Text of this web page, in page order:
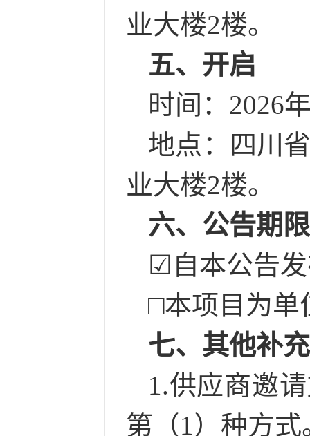
业大楼2楼。
五、开启
时间： 2026
地点：
四川
业大楼2楼。
六、公告期限
☑ 自本公告
□本项目为单
七、其他补
1.供应商邀
第（1）种方式